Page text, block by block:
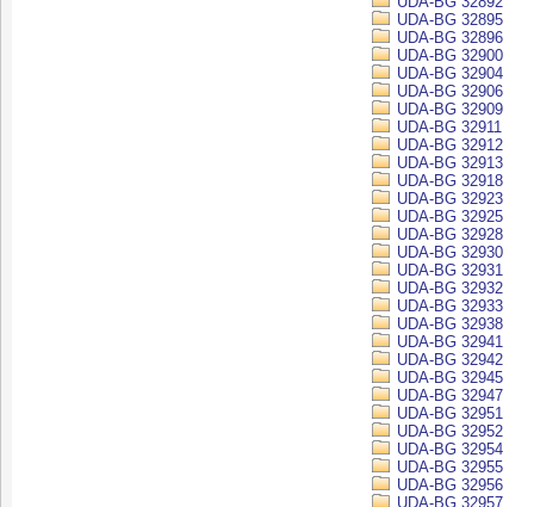
UDA-BG 32895
UDA-BG 32896
UDA-BG 32900
UDA-BG 32904
UDA-BG 32906
UDA-BG 32909
UDA-BG 32911
UDA-BG 32912
UDA-BG 32913
UDA-BG 32918
UDA-BG 32923
UDA-BG 32925
UDA-BG 32928
UDA-BG 32930
UDA-BG 32931
UDA-BG 32932
UDA-BG 32933
UDA-BG 32938
UDA-BG 32941
UDA-BG 32942
UDA-BG 32945
UDA-BG 32947
UDA-BG 32951
UDA-BG 32952
UDA-BG 32954
UDA-BG 32955
UDA-BG 32956
UDA-BG 32957